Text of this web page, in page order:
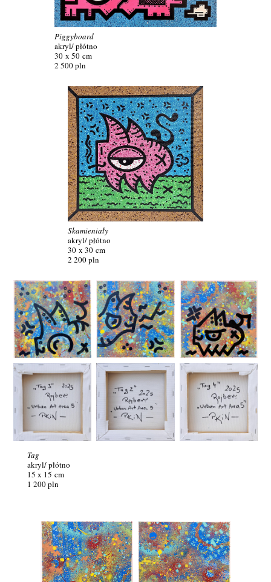
Piggyboard
akryl/ płótno
30 x 50 cm
2 500 pln
Skamieniały
akryl/ płótno
30 x 30 cm
2 200 pln
Tag
akryl/ płótno
15 x 15 cm
1 200 pln